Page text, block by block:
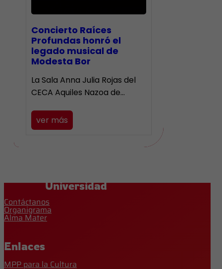
​Concierto Raíces
Profundas honró el
legado musical de
Modesta Bor
La Sala Anna Julia Rojas del
CECA Aquiles Nazoa de…
ver más
Universidad
Contáctanos
Organigrama
Alma Mater
Enlaces
MPP para la Cultura